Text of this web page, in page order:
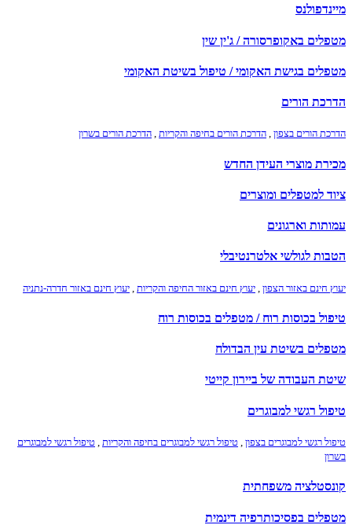
מיינדפולנס
מטפלים באקופרסורה / ג'ין שין
מטפלים בגישת האקומי / טיפול בשיטת האקומי
הדרכת הורים
הדרכת הורים בצפון , הדרכת הורים בחיפה והקריות , הדרכת הורים בשרון
מכירת מוצרי העידן החדש
ציוד למטפלים ומוצרים
עמותות וארגונים
הטבות לגולשי אלטרנטיבלי
יעוץ חינם באזור הצפון יעוץ חינם באזור החיפה והקריות יעוץ חינם באזור חדרה-נתניה
טיפול בכוסות רוח / מטפלים בכוסות רוח
מטפלים בשיטת עין הבדולח
שיטת העבודה של ביירון קייטי
טיפול רגשי למבוגרים
טיפול רגשי למבוגרים בצפון , טיפול רגשי למבוגרים בחיפה והקריות , טיפול רגשי למבוגרים
בשרון
קונסטלציה משפחתית
מטפלים בפסיכותרפיה דינמית